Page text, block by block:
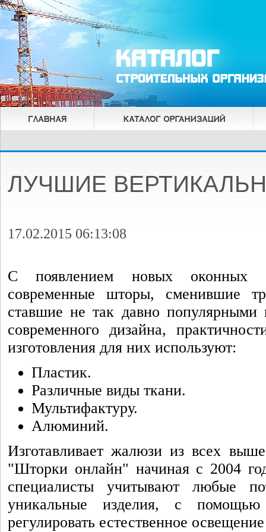
ЛУЧШИЕ
17.02.2015 06:13:08
С появлением новых оконных
современные шторы, сменившие
ставшие не так давно популярными
современного дизайна,
изготовления для них используют:
Пластик.
Различные виды ткани.
Мультифактуру.
Алюминий.
Изготавливает жалюзи из всех
"Шторки онлайн" начиная с 2004
специалисты учитывают любые
уникальные изделия, с
регулировать естественное